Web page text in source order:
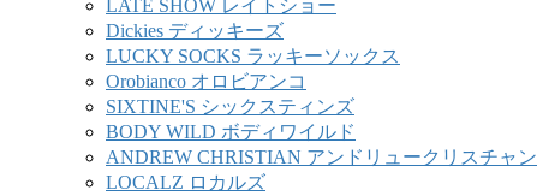
LATE SHOW レイトショー
Dickies ディッキーズ
LUCKY SOCKS ラッキーソックス
Orobianco オロビアンコ
SIXTINE'S シックスティンズ
BODY WILD ボディワイルド
ANDREW CHRISTIAN アンドリュークリスチャン
LOCALZ ロカルズ